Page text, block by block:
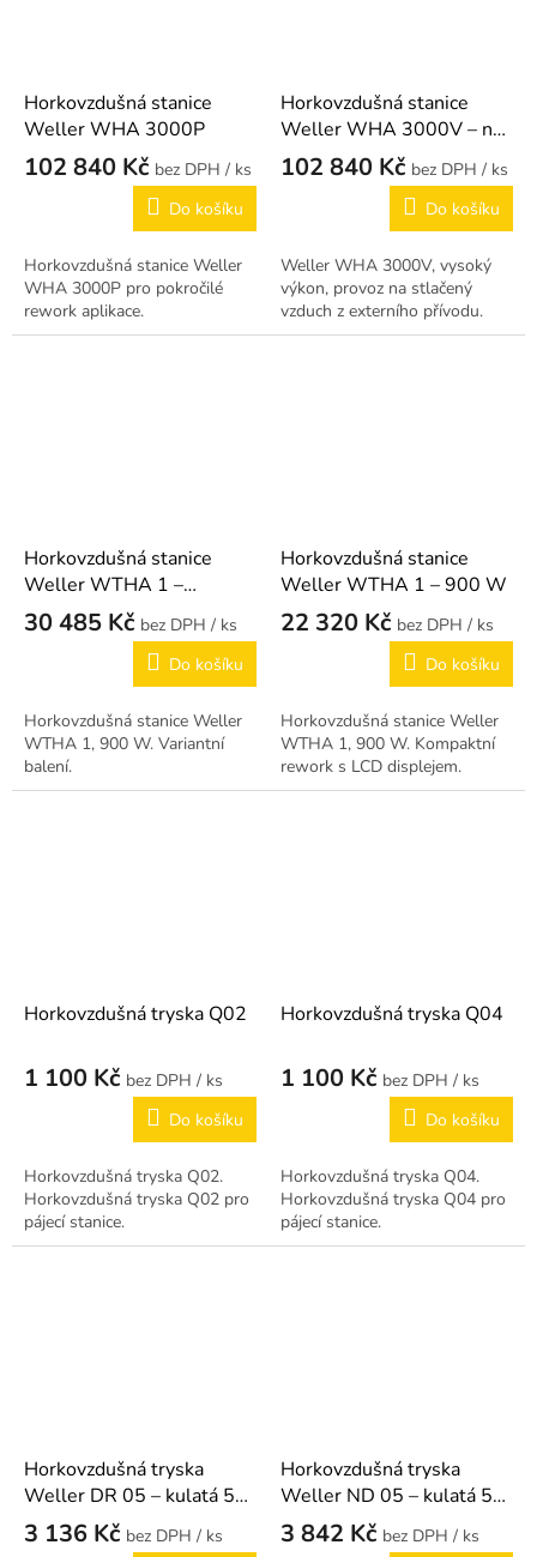
Horkovzdušná stanice
Weller WHA 3000P
102 840 Kč
/ ks
Do košíku
Horkovzdušná stanice Weller
WHA 3000P pro pokročilé
rework aplikace.
Horkovzdušná stanice
Weller WHA 3000V – na
stlačený vzduch
102 840 Kč
/ ks
Do košíku
Weller WHA 3000V, vysoký
výkon, provoz na stlačený
vzduch z externího přívodu.
Horkovzdušná stanice
Weller WTHA 1 –
(varianta)
30 485 Kč
/ ks
Do košíku
Horkovzdušná stanice Weller
WTHA 1, 900 W. Variantní
balení.
Horkovzdušná stanice
Weller WTHA 1 – 900 W
22 320 Kč
/ ks
Do košíku
Horkovzdušná stanice Weller
WTHA 1, 900 W. Kompaktní
rework s LCD displejem.
Horkovzdušná tryska Q02
1 100 Kč
/ ks
Do košíku
Horkovzdušná tryska Q02.
Horkovzdušná tryska Q02 pro
pájecí stanice.
Horkovzdušná tryska Q04
1 100 Kč
/ ks
Do košíku
Horkovzdušná tryska Q04.
Horkovzdušná tryska Q04 pro
pájecí stanice.
Horkovzdušná tryska
Weller DR 05 – kulatá 5
mm
3 136 Kč / ks
Horkovzdušná tryska
Weller ND 05 – kulatá 5
mm
3 842 Kč / ks